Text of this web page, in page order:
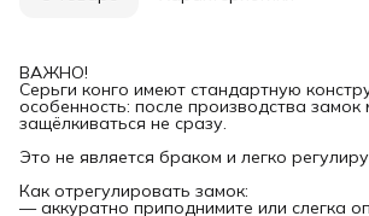
ВАЖНО!
Серьги конго имеют стандартную
особенность: после производства замок
защёлкиваться не сразу.
Это не является браком и легко
Как отрегулировать замок:
— аккуратно приподнимите или слегка